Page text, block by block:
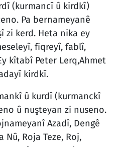
(kurmancî û kirdkî)
Pa bernameyanê
zi kerd. Heta nika ey
fiqreyî, fablî,
kîtabî Peter Lerq,Ahmet
kirdkî.
û kurdî (kurmanckî
û nuşteyan zi nuseno.
Azadî, Dengê
Nû, Roja Teze, Roj,